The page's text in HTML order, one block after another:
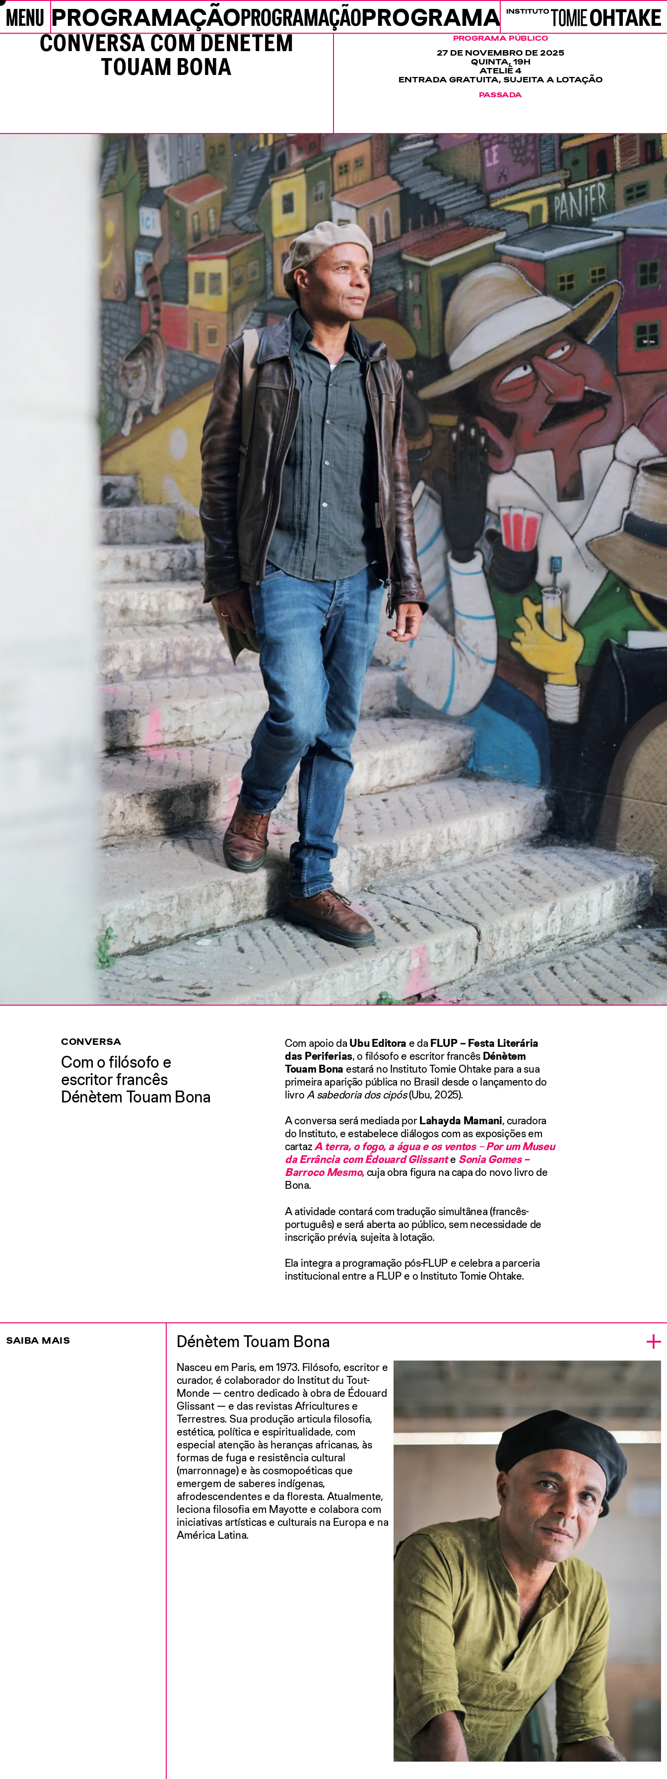
Pular para conteúdo
MENU Programação
PROGRAMAÇÃOPROGRAMAÇÃOPROGRAMAÇÃOInstituto Tomie Ohtake
CONVERSA COM DÉNÈTEM
TOUAM BONA
PROGRAMA PÚBLICO
27 DE NOVEMBRO DE 2025
QUINTA, 19H
ATELIÊ 4
ENTRADA GRATUITA, SUJEITA A LOTAÇÃO
PASSADA
CONVERSA
Com o filósofo e
escritor francês
Dénètem Touam Bona
Com apoio da Ubu Editora e da FLUP – Festa Literária
das Periferias, o filósofo e escritor francês Dénètem
Touam Bona estará no Instituto Tomie Ohtake para a sua
primeira aparição pública no Brasil desde o lançamento do
livroA sabedoria dos cipós(Ubu, 2025).
A conversa será mediada porLahayda Mamani, curadora
do Instituto, e estabelece diálogos com as exposições em
cartazA terra, o fogo, a água e os ventos–Por um Museu
da Errância com Édouard Glissante Sonia Gomes –
Barroco Mesmo, cuja obra figura na capa do novo livro de
Bona.
A atividade contará com tradução simultânea (francês-
português) e será aberta ao público, sem necessidade de
inscrição prévia, sujeita à lotação.
Ela integra a programação pós-FLUP e celebra a parceria
institucional entre a FLUP e o Instituto Tomie Ohtake.
SAIBA MAIS Dénètem Touam Bona
Nasceu em Paris, em 1973. Filósofo, escritor e
curador, é colaborador do Institut du Tout-
Monde — centro dedicado à obra de Édouard
Glissant — e das revistas Africultures e
Terrestres. Sua produção articula filosofia,
estética, política e espiritualidade, com
especial atenção às heranças africanas, às
formas de fuga e resistência cultural
(marronnage) e às cosmopoéticas que
emergem de saberes indígenas,
afrodescendentes e da floresta. Atualmente,
leciona filosofia em Mayotte e colabora com
iniciativas artísticas e culturais na Europa e na
América Latina.